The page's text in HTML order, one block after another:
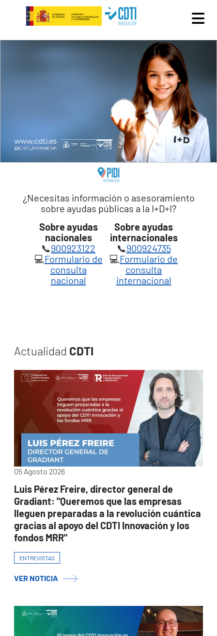
Pasar al contenido principal
¿Necesitas información o asesoramiento
sobre ayudas públicas a la I+D+I?
Sobre ayudas
nacionales
Sobre ayudas
internacionales
📞900923122 📞900924735
💻Formulario de
consulta
nacional
💻Formulario de
consulta
internacional
Actualidad CDTI
05 Agosto 2026
Luis Pérez Freire, director general de
Gradiant: "Queremos que las empresas
lleguen preparadas a la revolución cuántica
gracias al apoyo del CDTI Innovación y los
fondos MRR"
ENTREVISTAS
VER NOTICIA